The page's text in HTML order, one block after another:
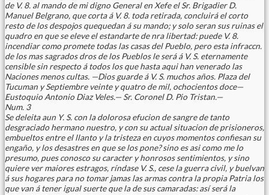
de V. 8. al mando de mi digno General en Xefe el Sr. Brigadier D.
Manuel Belgrano, que corta á V. 8. toda retirada, concluirá el corto
resto de los despojos quequedan á su mando; y solo seran sus ruinas el
quadro en que se eleve el estandarte de nra libertad: puede V. 8.
incendiar como promete todas las casas del Pueblo, pero esta infraccn.
de los mas sagrados dros de los Pueblos le será á V. S. eternamente
censible sin respecto á todos los que hasta aqui han venerado las
Naciones menos cultas. —Dios guarde á V. S. muchos años. Plaza del
Tucuman y Septiembre veinte y quatro de mil, ochocientos doce—
Eustoquio Antonio Diaz Veles.— Sr. Coronel D. Pio Tristan.—
Num. 3
Se deleita aun Y. S. con la dolorosa efucion de sangre de tanto
desgraciado hermano nuestro, y con su actual situacion de prisioneros,
embueltos entre el llanto y la tristeza en cuyos momentos confiesan su
engaño, y los desastres en que se los pone? sino es asi como me lo
presumo, pues conosco su caracter y honrosos sentimientos, y sino
quiere ver maiores estragos, ríndase V. S., cese la guerra civil, y buelvan
á sus hogares para no tomar jamas las armas contra la propia Patria los
que van á tener igual suerte que la de sus camaradas: así será la